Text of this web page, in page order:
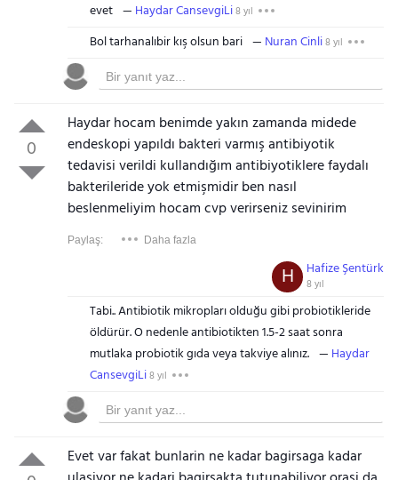
evet Haydar CansevgiLi8 yıl
Bol tarhanalıbir kış olsun bari Nuran Cinli8 yıl
0
Haydar hocam benimde yakın zamanda midede
endeskopi yapıldı bakteri varmış antibiyotik
tedavisi verildi kullandığım antibiyotiklere faydalı
bakterileride yok etmişmidir ben nasıl
beslenmeliyim hocam cvp verirseniz sevinirim
Paylaş: Daha fazla
Hafize Şentürk
8 yıl
H
Tabi.. Antibiotik mikropları olduğu gibi probiotikleride
öldürür. O nedenle antibiotikten 1.5-2 saat sonra
mutlaka probiotik gıda veya takviye alınız.
Haydar
CansevgiLi8 yıl
Evet var fakat bunlarin ne kadar bagirsaga kadar